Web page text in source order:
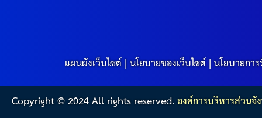
แผนผังเว็บไซต์|นโยบายของเว็บไซต์|นโยบายกา
Copyright © 2024 All rights reserved.องค์การบริหารส่วน